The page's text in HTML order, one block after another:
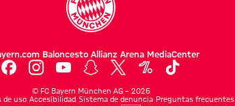
Baloncesto Allianz Arena MediaCenter
© FC Bayern München AG – 2026
de uso Accesibilidad Sistema de denuncia Preguntas frecuentes